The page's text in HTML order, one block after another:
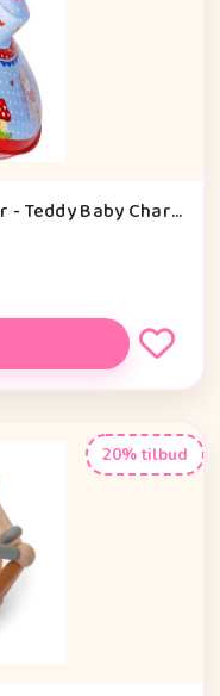
Die Spiegelburg My First Spinner - Teddy Baby Charms - Legetøj
20% tilbud